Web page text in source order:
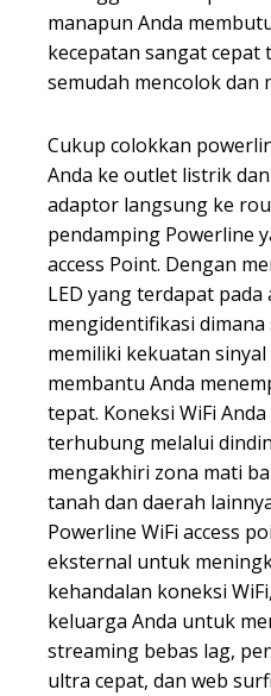
manapun Anda
kecepatan sangat cepat
semudah mencolok dan
Cukup colokkan
Anda ke outlet listrik
adaptor langsung ke
pendamping Powerline
access Point. Dengan
LED yang terdapat pada
mengidentifikasi
memiliki kekuatan
membantu Anda
tepat. Koneksi WiFi
terhubung melalui
mengakhiri zona mati
tanah dan daerah
Powerline WiFi access
eksternal untuk
kehandalan koneksi
keluarga Anda untuk
streaming bebas lag,
ultra cepat, dan web